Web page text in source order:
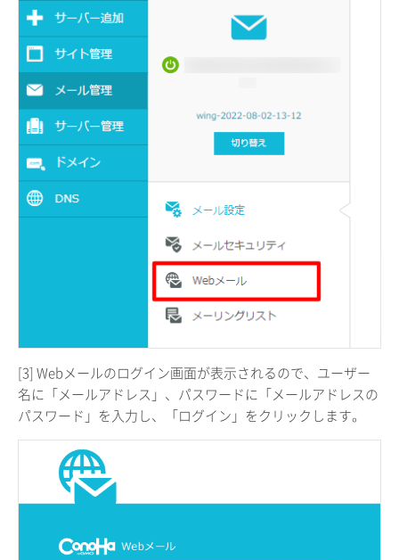
[3] Webメールのログイン画面が表示されるので、ユーザー
名に「メールアドレス」、パスワードに「メールアドレスの
パスワード」を入力し、「ログイン」をクリックします。